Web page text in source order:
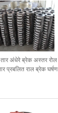
तार अंधेरे ब्रेक अस्तर रोल
प्रबलित राल ब्रेक घर्षण